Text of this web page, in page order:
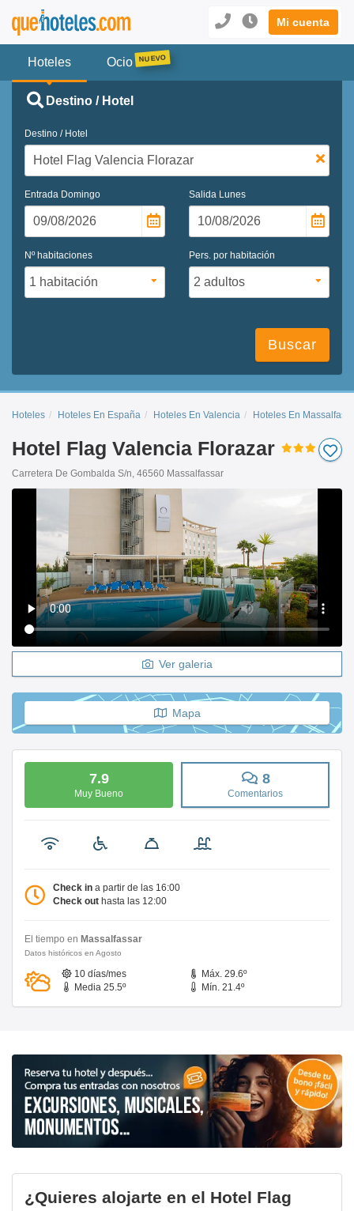
Mi cuenta
Hoteles Ocio
Destino / Hotel
Destino / Hotel
Entrada Domingo Salida Lunes
Nº habitaciones Pers. por habitación
Buscar
Hoteles Hoteles En España Hoteles En Valencia Hoteles En
Hotel Flag Valencia Florazar
Carretera De Gombalda S/n, 46560 Massalfassar
Ver galeria
Mapa
7.9
Muy Bueno
8
Comentarios
Check in a partir de las 16:00
Check out hasta las 12:00
El tiempo en Massalfassar
Datos históricos en Agosto
10 días/mes
Máx. 29.6º
Media 25.5º
Mín. 21.4º
¿Quieres alojarte en el Hotel Flag